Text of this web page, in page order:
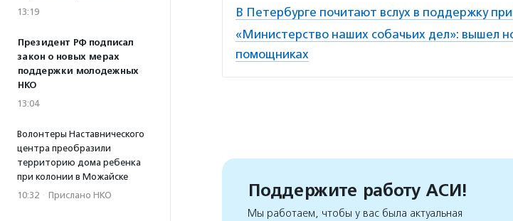
13:19
Президент РФ подписал
закон о новых мерах
поддержки молодежных
НКО
13:04
Волонтеры Наставнического
центра преобразили
территорию дома ребенка
при колонии в Можайске
10:32 · Прислано НКО
В Петербурге почитают вслух в поддержку
«Министерство наших собачьих дел»: вышел
помощниках
Поддержите работу АСИ!
Мы работаем, чтобы у вас была актуальная